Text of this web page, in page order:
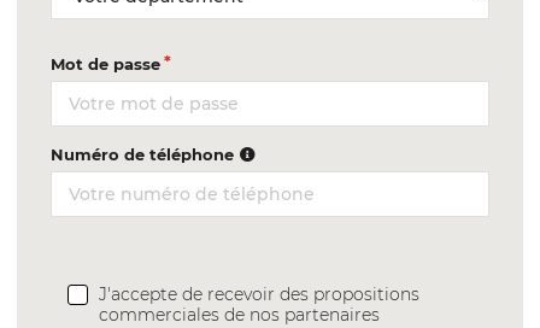
Mot de passe
Numéro de téléphone
J'accepte de recevoir des propositions
commerciales de nos partenaires